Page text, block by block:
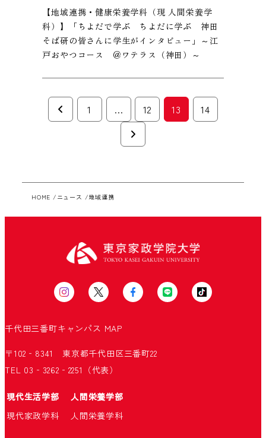
【地域連携・健康栄養学科（現 人間栄養学
科）】「ちよだで学ぶ ちよだに学ぶ 神田
そば研の皆さんに学生がインタビュー」～江
戸おやつコース ＠ワテラス（神田）～
投
ー
ジ
1 … 12 13 14
HOME ニュース 地域連携
千代田三番町キャンパス MAP
〒102‐8341 東京都千代田区三番町22
TEL 03‐3262‐2251（代表）
現代生活学部
人間栄養学部
現代家政学科
人間栄養学科